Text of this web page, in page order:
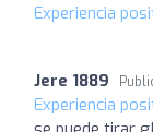
Experiencia
Jere 1889
Experiencia